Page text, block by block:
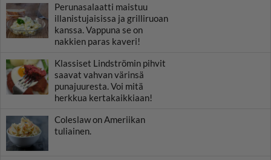
Perunasalaatti maistuu
illanistujaisissa ja grilliruoan
kanssa. Vappuna se on
nakkien paras kaveri!
Klassiset Lindströmin pihvit
saavat vahvan värinsä
punajuuresta. Voi mitä
herkkua kertakaikkiaan!
Coleslaw on Ameriikan
tuliainen.